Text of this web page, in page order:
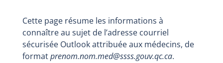
Cette page résume les informations à
connaître au sujet de l’adresse courriel
sécurisée Outlook attribuée aux médecins, de
formatprenom.nom.med@ssss.gouv.qc.ca.